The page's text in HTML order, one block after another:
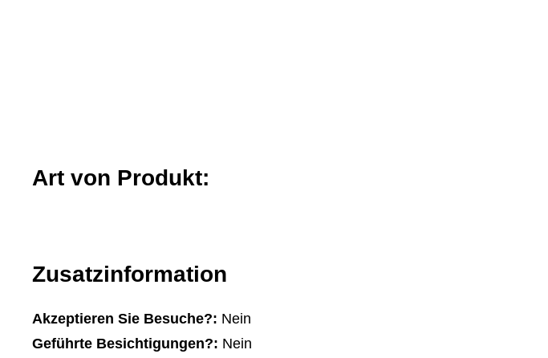
Art von Produkt:
Zusatzinformation
Akzeptieren Sie Besuche?: Nein
Geführte Besichtigungen?: Nein